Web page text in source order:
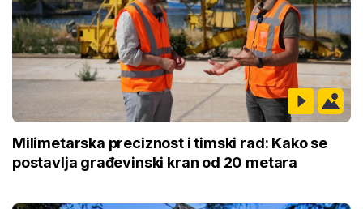
Milimetarska preciznost i timski rad: Kako se
postavlja građevinski kran od 20 metara